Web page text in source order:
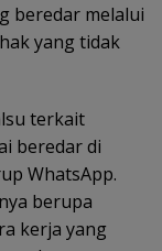
beredar melalui
yang tidak
terkait
beredar di
WhatsApp.
berupa
kerja yang